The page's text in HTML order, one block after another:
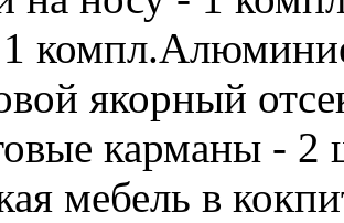
якорный
карманы - 2
мебель в